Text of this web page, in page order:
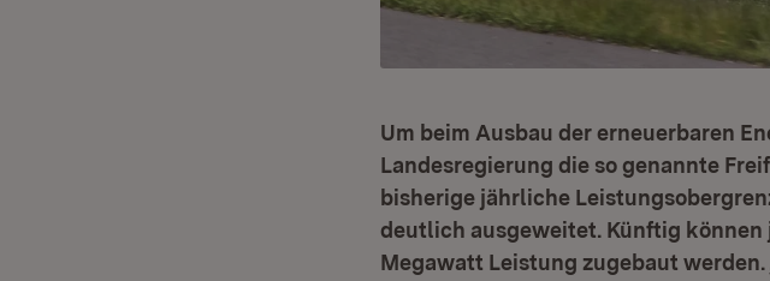
Um beim Ausbau der erneuerbaren
Landesregierung die so genannte
bisherige jährliche
deutlich ausgeweitet. Künftig können
Megawatt Leistung zugebaut